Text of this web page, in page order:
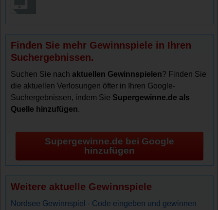
Finden Sie mehr Gewinnspiele in Ihren
Suchergebnissen.
Suchen Sie nachaktuellen Gewinnspielen? Finden Sie
die aktuellen Verlosungen öfter in Ihren Google-
Suchergebnissen, indem Sie Supergewinne.de als
Quelle hinzufügen.
Supergewinne.de bei Google
hinzufügen
Weitere aktuelle Gewinnspiele
Nordsee Gewinnspiel - Code eingeben und gewinnen